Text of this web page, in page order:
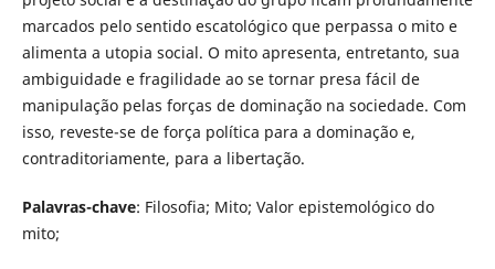
marcados pelo sentido escatológico que perpassa o mito e
alimenta a utopia social. O mito apresenta, entretanto, sua
ambiguidade e fragilidade ao se tornar presa fácil de
manipulação pelas forças de dominação na sociedade. Com
isso, reveste-se de força política para a dominação e,
contraditoriamente, para a libertação.
Palavras-chave: Filosofia; Mito; Valor epistemológico do
mito;